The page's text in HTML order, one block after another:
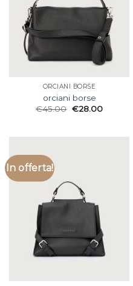
ORCIANI BORSE
orciani borse
€45.00 €28.00
In offerta!